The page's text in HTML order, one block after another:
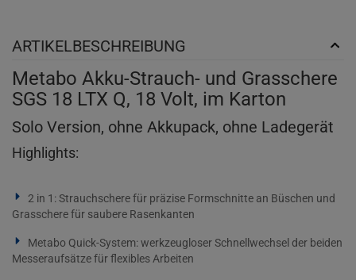
ARTIKELBESCHREIBUNG
Metabo Akku-Strauch- und Grasschere
SGS 18 LTX Q, 18 Volt, im Karton
Solo Version, ohne Akkupack, ohne Ladegerät
Highlights:
2 in 1: Strauchschere für präzise Formschnitte an Büschen und
Grasschere für saubere Rasenkanten
Metabo Quick-System: werkzeugloser Schnellwechsel der beiden
Messeraufsätze für flexibles Arbeiten